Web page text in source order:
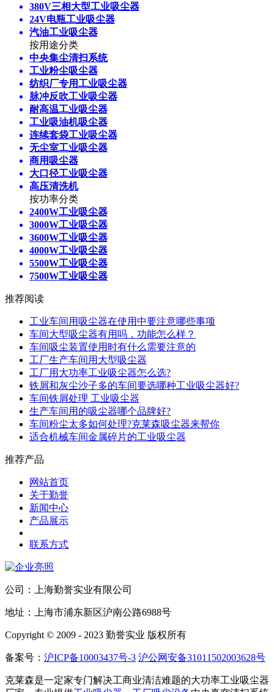
380V三相大型工业吸尘器
24V电瓶工业吸尘器
汽油工业吸尘器
按用途分类
中央集尘清扫系统
工业粉尘吸尘器
纺织厂专用工业吸尘器
脉冲反吹工业吸尘器
耐高温工业吸尘器
工业吸油机吸尘器
连续套袋工业吸尘器
无尘室工业吸尘器
商用吸尘器
大口径工业吸尘器
高压清洗机
按功率分类
2400W工业吸尘器
3000W工业吸尘器
3600W工业吸尘器
4000W工业吸尘器
5500W工业吸尘器
7500W工业吸尘器
推荐阅读
工业车间用吸尘器在使用中要注意哪些事项
车间大型吸尘器有用吗，功能怎么样？
车间吸尘装置使用时有什么需要注意的
工厂生产车间用大型吸尘器
工厂用大功率工业吸尘器怎么选?
铁屑和灰尘沙子多的车间要选哪种工业吸尘器好?
车间铁屑处理 工业吸尘器
生产车间用的吸尘器哪个品牌好?
车间粉尘太多如何处理?克莱森吸尘器来帮你
适合机械车间金属碎片的工业吸尘器
推荐产品
网站首页
关于勤誉
新闻中心
产品展示
联系方式
公司：上海勤誉实业有限公司
地址：上海市浦东新区沪南公路6988号
Copyright © 2009 - 2023 勤誉实业 版权所有
备案号： 沪ICP备10003437号-3 沪公网安备31011502003628号
克莱森是一定家专门解决工商业清洁难题的大功率工业吸尘器